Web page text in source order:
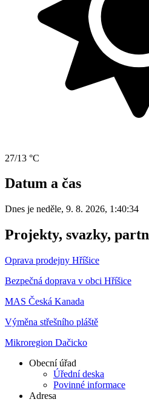
27/13 °C
Datum a čas
Dnes je neděle, 9. 8. 2026, 1:40:34
Projekty, svazky,
Oprava prodejny Hříšice
Bezpečná doprava v obci Hříšice
MAS Česká Kanada
Výměna střešního pláště
Mikroregion Dačicko
Obecní úřad
Úřední deska
Povinné informace
Adresa